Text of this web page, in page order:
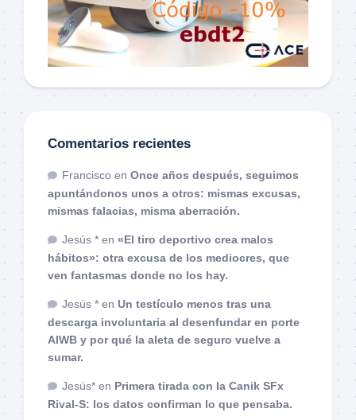
Comentarios recientes
Francisco en Once años después, seguimos
apuntándonos unos a otros: mismas excusas,
mismas falacias, misma aberración.
Jesús * en «El tiro deportivo crea malos
hábitos»: otra excusa de los mediocres, que
ven fantasmas donde no los hay.
Jesús * en Un testículo menos tras una
descarga involuntaria al desenfundar en porte
AIWB y por qué la aleta de seguro vuelve a
sumar.
Jesús* en Primera tirada con la Canik SFx
Rival-S: los datos confirman lo que pensaba.